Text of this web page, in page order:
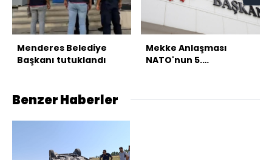
Menderes Belediye
Başkanı tutuklandı
Mekke Anlaşması
NATO'nun 5.
Benzer Haberler